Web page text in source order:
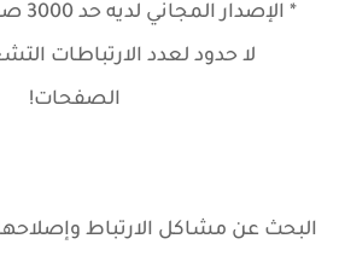
* الإصدار المجاني لديه حد 3000 صفحة ، ولكن هناك
لا حدود لعدد الارتباطات
الصفحات!
البحث عن مشاكل الارتباط